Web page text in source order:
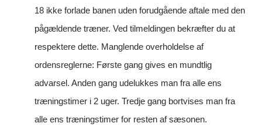
18 ikke forlade banen uden forudgående aftale med den
pågældende træner. Ved tilmeldingen bekræfter du at
respektere dette. Manglende overholdelse af
ordensreglerne: Første gang gives en mundtlig
advarsel. Anden gang udelukkes man fra alle ens
træningstimer i 2 uger. Tredje gang bortvises man fra
alle ens træningstimer for resten af sæsonen.